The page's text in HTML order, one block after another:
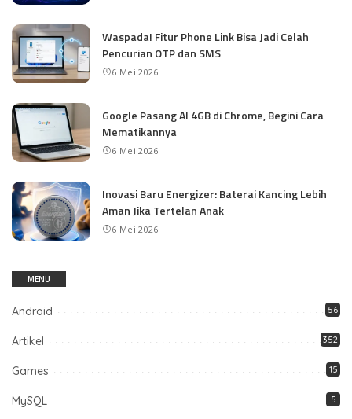
Waspada! Fitur Phone Link Bisa Jadi Celah
Pencurian OTP dan SMS
6 Mei 2026
Google Pasang AI 4GB di Chrome, Begini Cara
Mematikannya
6 Mei 2026
Inovasi Baru Energizer: Baterai Kancing Lebih
Aman Jika Tertelan Anak
6 Mei 2026
MENU
Android 56
Artikel 352
Games 15
MySQL 5